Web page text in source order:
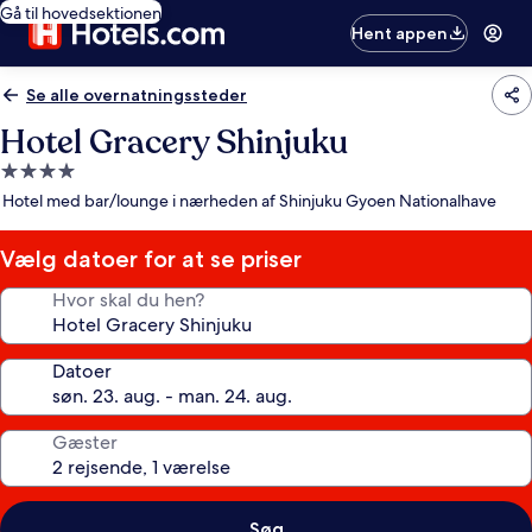
Gå til hovedsektionen
Hent appen
Se alle overnatningssteder
Hotel Gracery Shinjuku
4.0-
stjernet
Hotel med bar/lounge i nærheden af Shinjuku Gyoen Nationalhave
Vælg datoer for at se priser
Hvor skal du hen?
Datoer
Gæster